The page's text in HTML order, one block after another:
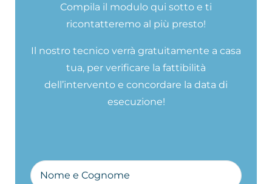
Compila il modulo qui sotto e ti
ricontatteremo al più presto!
Il nostro tecnico verrà gratuitamente a casa
tua, per verificare la fattibilità
dell’intervento e concordare la data di
esecuzione!